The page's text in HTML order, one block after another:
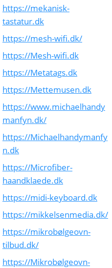
https://mekanisk-
tastatur.dk
https://mesh-wifi.dk/
https://Mesh-wifi.dk
https://Metatags.dk
https://Mettemusen.dk
https://www.michaelhandy
manfyn.dk/
https://Michaelhandymanfy
n.dk
https://Microfiber-
haandklaede.dk
https://midi-keyboard.dk
https://mikkelsenmedia.dk/
https://mikrobølgeovn-
tilbud.dk/
https://Mikrobølgeovn-